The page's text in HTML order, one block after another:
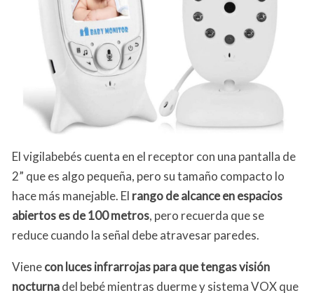
El vigilabebés cuenta en el receptor con una pantalla de
2” que es algo pequeña, pero su tamaño compacto lo
hace más manejable. El rango de alcance en espacios
abiertos es de 100 metros, pero recuerda que se
reduce cuando la señal debe atravesar paredes.
Vienecon luces infrarrojas para que tengas visión
nocturnadel bebé mientras duerme y sistema VOX que